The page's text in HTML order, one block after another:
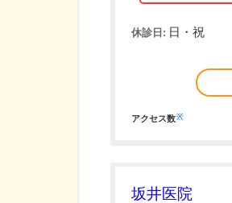
休診日: 日・祝
アクセス数※
坂井医院